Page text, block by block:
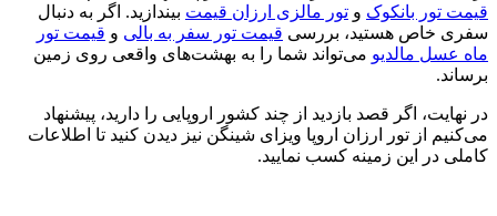
قیمت تور بانکوک و تور مالزی ارزان قیمت بیندازید. اگر به دنبال
سفری خاص هستید، بررسی قیمت تور سفر به بالی و قیمت تور
ماه عسل مالدیو می‌تواند شما را به بهشت‌های واقعی روی زمین
برساند.
در نهایت، اگر قصد بازدید از چند کشور اروپایی را دارید، پیشنهاد
می‌کنیم از تور ارزان اروپا ویزای شینگن نیز دیدن کنید تا اطلاعات
کاملی در این زمینه کسب نمایید.